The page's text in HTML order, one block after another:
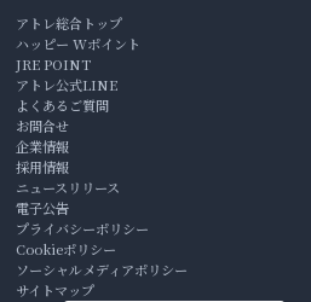
アトレ総合トップ
ハッピー Wポイント
JRE POINT
アトレ公式LINE
よくあるご質問
お問合せ
企業情報
採用情報
ニュースリリース
電子公告
プライバシーポリシー
Cookieポリシー
ソーシャルメディアポリシー
サイトマップ